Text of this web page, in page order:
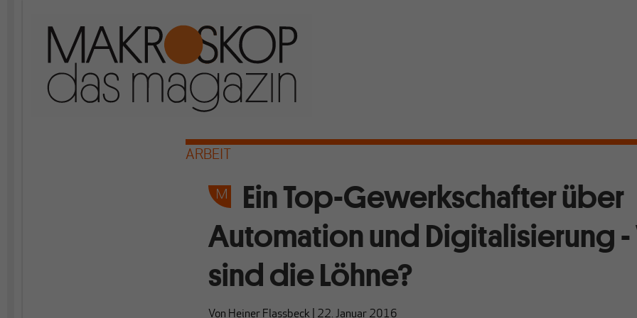
ARBEIT
Ein Top-Gewerkschafter über
Automation und Digitalisierung
sind die Löhne?
Von Heiner Flassbeck 22. Januar 2016